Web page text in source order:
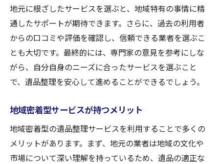
遺品の適正な価値評価の重要性
専門家が行う価値評価のプロセス
適正取引を実現するための専門家の役割
遺品の価値を見極めるためのポイント
専門家が提供する評価サービスの内容
心の負担を軽減する遺品整理の無料相談活用法
心理的負担を軽減するための相談サービス
の選び方
無料相談を活用した心の整理の進め方
地元に根ざしたサービスを選ぶと、地域特有の事情に精
通したサポートが期待できます。さらに、過去の利用者
からの口コミや評価を確認し、信頼できる業者を選ぶこ
とも大切です。最終的には、専門家の意見を参考にしな
がら、自分自身のニーズに合ったサービスを選ぶこと
で、遺品整理を安心して進めることができるでしょう。
地域密着型サービスが持つメリット
地域密着型の遺品整理サービスを利用することで多くの
メリットがあります。まず、地元の業者は地域の文化や
市場について深い理解を持っているため、遺品の適正な